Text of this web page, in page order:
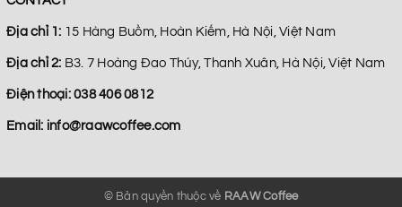
Địa chỉ 1: 15 Hàng Buồm, Hoàn Kiếm, Hà Nội, Việt Nam
Địa chỉ 2: B3. 7 Hoàng Đao Thúy, Thanh Xuân, Hà Nội, Việt Nam
Điện thoại: 038 406 0812
Email: info@raawcoffee.com
© Bản quyền thuộc về RAAW Coffee